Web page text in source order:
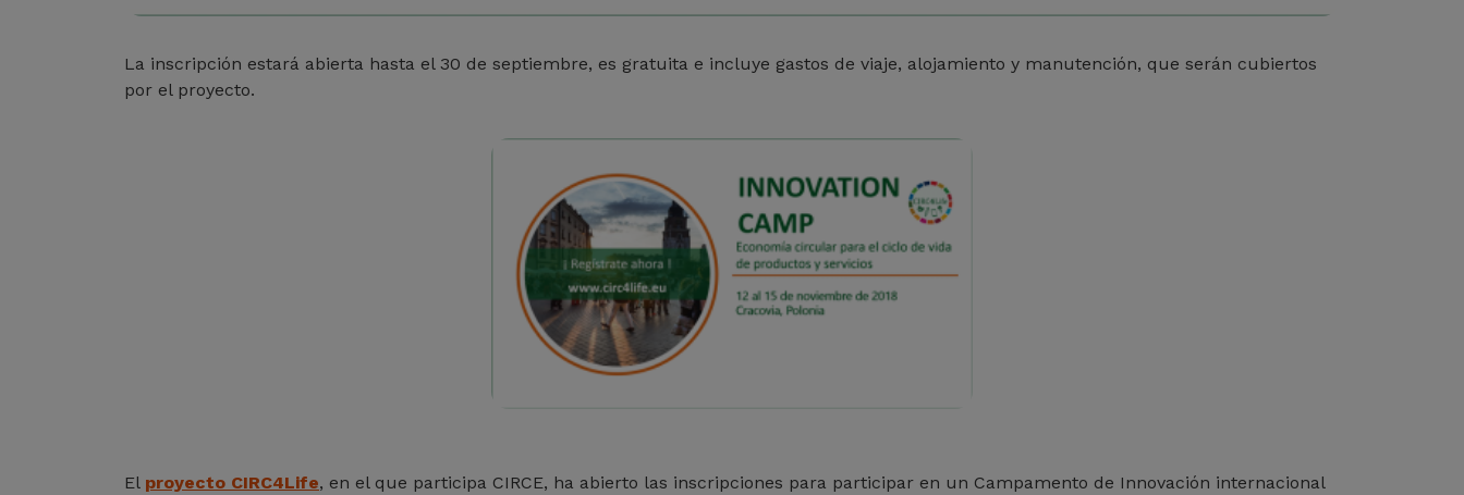
La inscripción estará abierta hasta el 30 de septiembre, es gratuita e incluye gastos de viaje, alojamiento y manutención, que serán cubiertos
por el proyecto.
El proyecto CIRC4Life, en el que participa CIRCE, ha abierto las inscripciones para participar en un Campamento de Innovación internacional